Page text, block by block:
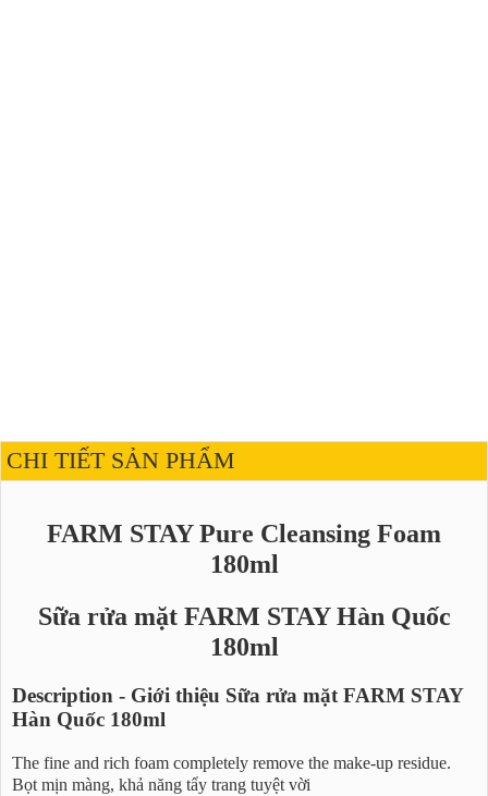
CHI TIẾT SẢN PHẨM
FARM STAY Pure Cleansing Foam
180ml
Sữa rửa mặt FARM STAY Hàn Quốc
180ml
Description - Giới thiệu Sữa rửa mặt FARM STAY
Hàn Quốc 180ml
The fine and rich foam completely remove the make-up residue.
Bọt mịn màng, khả năng tẩy trang tuyệt vời